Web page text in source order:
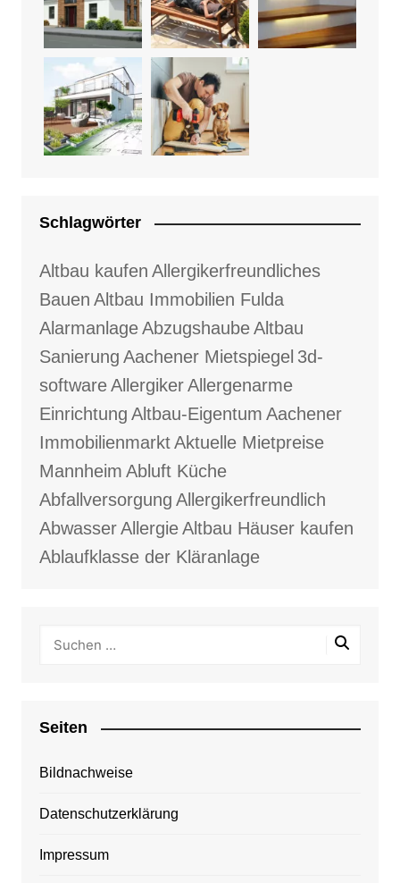
Schlagwörter
Altbau kaufen Allergikerfreundliches
Bauen Altbau Immobilien Fulda
AlarmanlageAbzugshaubeAltbau
Sanierung Aachener Mietspiegel 3d-
softwareAllergikerAllergenarme
Einrichtung Altbau-Eigentum Aachener
ImmobilienmarktAktuelle Mietpreise
Mannheim Abluft Küche
Abfallversorgung Allergikerfreundlich
AbwasserAllergieAltbau Häuser kaufen
Ablaufklasse der Kläranlage
Seiten
Bildnachweise
Datenschutzerklärung
Impressum